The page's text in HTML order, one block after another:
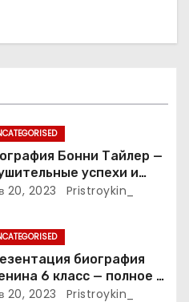
Бонни Тайлер —
успехи и
подробности
20, 2023 Pristroykin_
биография
6 класс — полное и
описание жизни
20, 2023 Pristroykin_